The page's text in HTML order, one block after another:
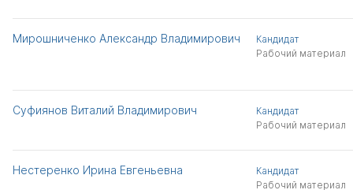
Мирошниченко Александр Владимирович
Кандидат
Рабочий материал
Суфиянов Виталий Владимирович
Кандидат
Рабочий материал
Нестеренко Ирина Евгеньевна
Кандидат
Рабочий материал